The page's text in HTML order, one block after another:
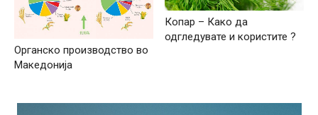
Органско производство во
Македонија
Копар – Како да
одгледувате и користите ?